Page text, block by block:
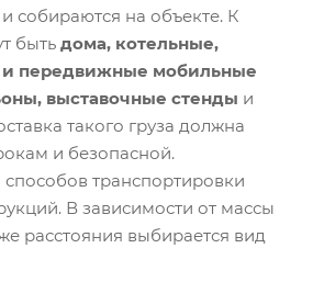
и собираются на объекте. К
быть дома, котельные,
и передвижные мобильные
выставочные стенды и
такого груза должна
и безопасной.
способов транспортировки
В зависимости от массы
расстояния выбирается вид